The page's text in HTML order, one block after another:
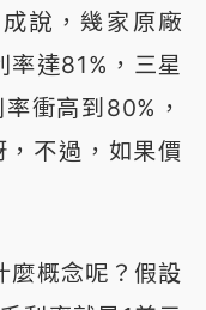
說，幾家原廠
率達81%，三星
衝高到80%，
不過，如果價
麼概念呢？假設